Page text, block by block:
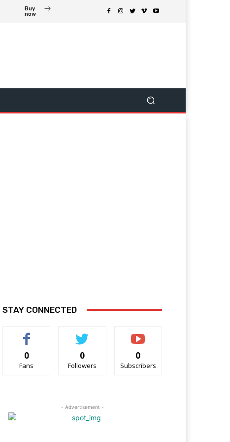
Buy
now
STAY CONNECTED
0
Fans
0
Followers
0
Subscribers
- Advertisement -